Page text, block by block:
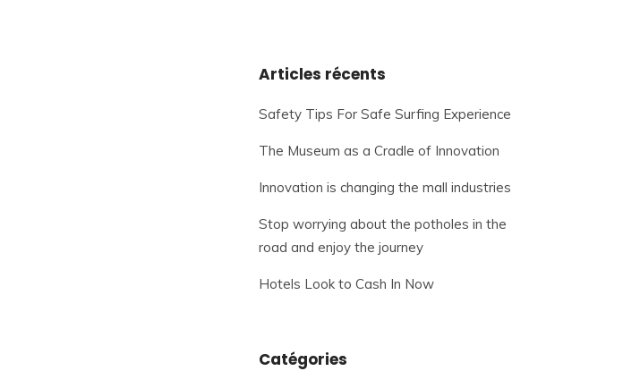
Articles récents
Safety Tips For Safe Surfing Experience
The Museum as a Cradle of Innovation
Innovation is changing the mall industries
Stop worrying about the potholes in the
road and enjoy the journey
Hotels Look to Cash In Now
Catégories